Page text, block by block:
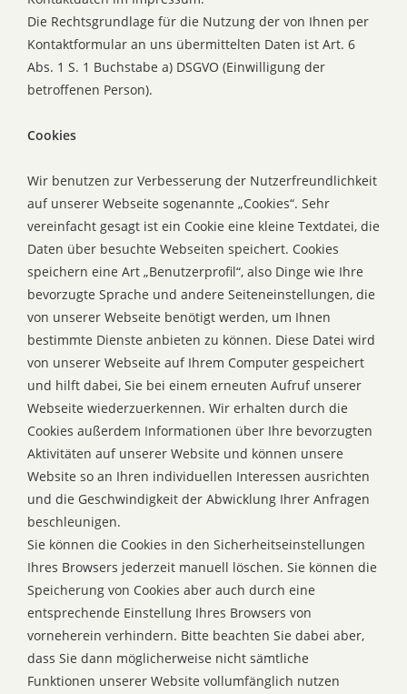
Die Rechtsgrundlage für die Nutzung der von Ihnen per
Kontaktformular an uns übermittelten Daten ist Art. 6
Abs. 1 S. 1 Buchstabe a) DSGVO (Einwilligung der
betroffenen Person).
Cookies
Wir benutzen zur Verbesserung der Nutzerfreundlichkeit
auf unserer Webseite sogenannte „Cookies“. Sehr
vereinfacht gesagt ist ein Cookie eine kleine Textdatei, die
Daten über besuchte Webseiten speichert. Cookies
speichern eine Art „Benutzerprofil“, also Dinge wie Ihre
bevorzugte Sprache und andere Seiteneinstellungen, die
von unserer Webseite benötigt werden, um Ihnen
bestimmte Dienste anbieten zu können. Diese Datei wird
von unserer Webseite auf Ihrem Computer gespeichert
und hilft dabei, Sie bei einem erneuten Aufruf unserer
Webseite wiederzuerkennen. Wir erhalten durch die
Cookies außerdem Informationen über Ihre bevorzugten
Aktivitäten auf unserer Website und können unsere
Website so an Ihren individuellen Interessen ausrichten
und die Geschwindigkeit der Abwicklung Ihrer Anfragen
beschleunigen.
Sie können die Cookies in den Sicherheitseinstellungen
Ihres Browsers jederzeit manuell löschen. Sie können die
Speicherung von Cookies aber auch durch eine
entsprechende Einstellung Ihres Browsers von
vorneherein verhindern. Bitte beachten Sie dabei aber,
dass Sie dann möglicherweise nicht sämtliche
Funktionen unserer Website vollumfänglich nutzen